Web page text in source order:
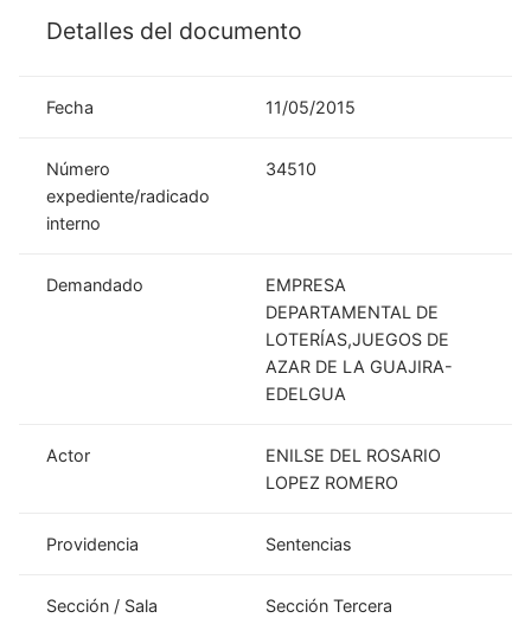
Detalles del documento
Fecha 11/05/2015
Número
expediente/radicado
interno
34510
Demandado
EMPRESA
DEPARTAMENTAL DE
LOTERÍAS,JUEGOS DE
AZAR DE LA GUAJIRA-
EDELGUA
Actor
ENILSE DEL ROSARIO
LOPEZ ROMERO
Providencia Sentencias
Sección / Sala Sección Tercera